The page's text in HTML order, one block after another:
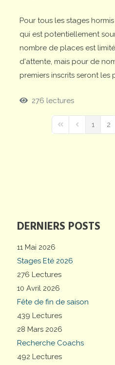
DERNIERS POSTS
11 Mai 2026
Stages Eté 2026
276 Lectures
10 Avril 2026
Fête de fin de saison
439 Lectures
28 Mars 2026
Recherche Coachs
492 Lectures
Pour tous les stages
qui est potentiellement
nombre de places est
d'attente, mais pour de
premiers inscrits seront les
276 lectures
First PagePrevious Page
1 2